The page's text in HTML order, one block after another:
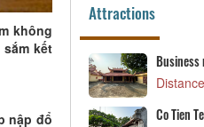
không
kết
nập đổ
Attractions
The
Minh Tu